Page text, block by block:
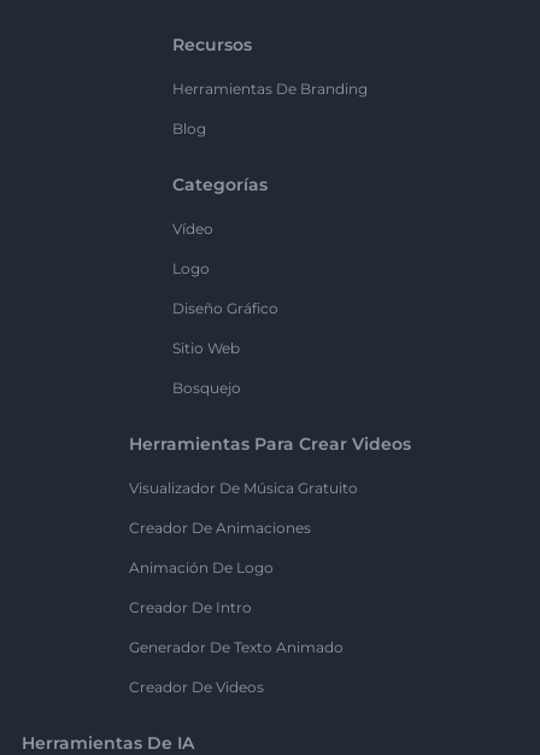
Recursos
Herramientas De Branding
Blog
Categorías
Vídeo
Logo
Diseño Gráfico
Sitio Web
Bosquejo
Herramientas Para Crear Videos
Visualizador De Música Gratuito
Creador De Animaciones
Animación De Logo
Creador De Intro
Generador De Texto Animado
Creador De Videos
Herramientas De IA